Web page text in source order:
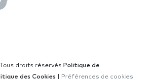
droits réservés Politique de
des Cookies Préférences de cookies